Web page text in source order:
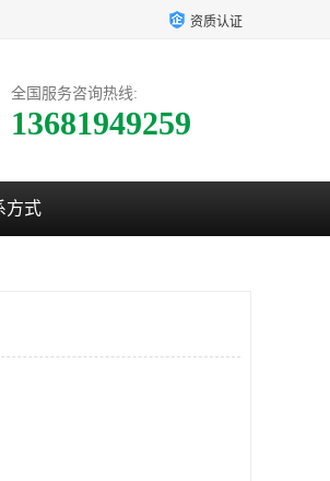
资质认证
全国服务咨询热线:
13681949259
方式